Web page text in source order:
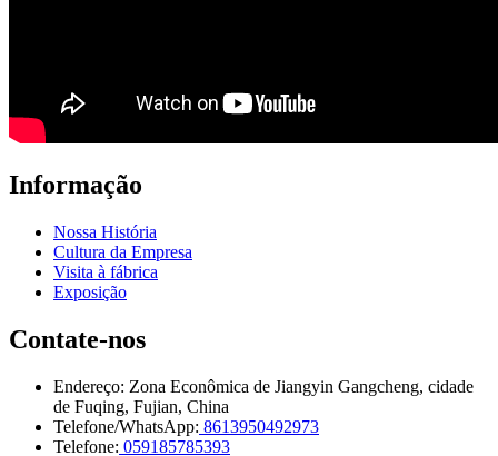
Informação
Nossa História
Cultura da Empresa
Visita à fábrica
Exposição
Contate-nos
Endereço: Zona Econômica de Jiangyin Gangcheng, cidade
de Fuqing, Fujian, China
Telefone/WhatsApp: 8613950492973
Telefone: 059185785393